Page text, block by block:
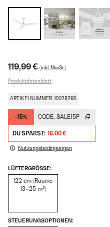
119,99 € (inkl. MwSt.)
Produktdatenblatt
ARTIKELNUMMER: 10028295
-15% CODE: SALE15P
DU SPARST: 18,00 €
Nutzungsbedingungen
LÜFTERGRÖSSE:
122 cm (Räume
13–25 m²)
STEUERUNGSOPTIONEN: